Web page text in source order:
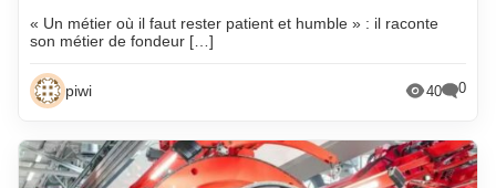
« Un métier où il faut rester patient et humble » : il raconte
son métier de fondeur […]
piwi 40 0